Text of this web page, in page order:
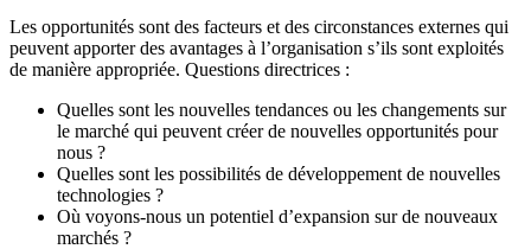
Les opportunités sont des facteurs et des circonstances externes qui
peuvent apporter des avantages à l’organisation s’ils sont exploités
de manière appropriée. Questions directrices :
Quelles sont les nouvelles tendances ou les changements sur
le marché qui peuvent créer de nouvelles opportunités pour
nous ?
Quelles sont les possibilités de développement de nouvelles
technologies ?
Où voyons-nous un potentiel d’expansion sur de nouveaux
marchés ?